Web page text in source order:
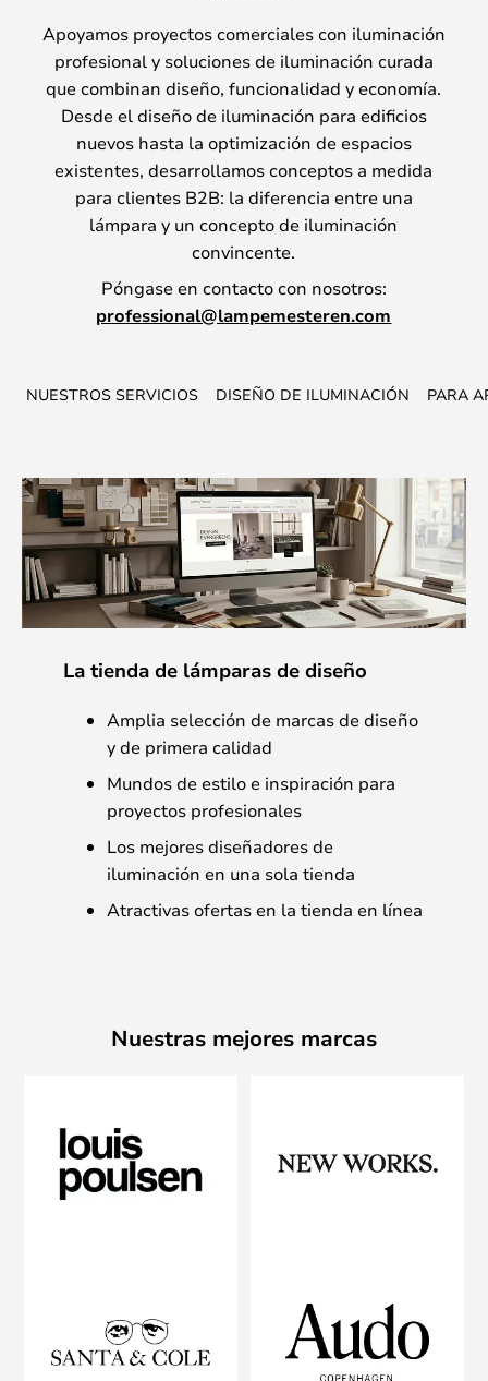
Apoyamos proyectos comerciales con iluminación
profesional y soluciones de iluminación curada
que combinan diseño, funcionalidad y economía.
Desde el diseño de iluminación para edificios
nuevos hasta la optimización de espacios
existentes, desarrollamos conceptos a medida
para clientes B2B: la diferencia entre una
lámpara y un concepto de iluminación
convincente.
Póngase en contacto con nosotros:
professional@lampemesteren.com
NUESTROS SERVICIOS DISEÑO DE ILUMINACIÓN PARA
La tienda de lámparas de diseño
Amplia selección de marcas de diseño
y de primera calidad
Mundos de estilo e inspiración para
proyectos profesionales
Los mejores diseñadores de
iluminación en una sola tienda
Atractivas ofertas en la tienda en línea
Nuestras mejores marcas